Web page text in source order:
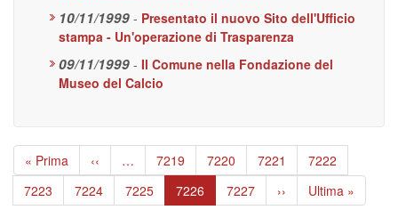
10/11/1999 - Presentato il nuovo Sito dell'Ufficio
stampa - Un'operazione di Trasparenza
09/11/1999 - Il Comune nella Fondazione del
Museo del Calcio
Paginazione
Prima
pagina
« Prima
Pagina
precedente
‹‹ … Page
7219 Page
7220 Page
7221 Page
7222
Page
7223 Page
7224 Page
7225
Pagina
attuale
7226 Page
7227
Pagina
successiva
››
Ultima
pagina
Ultima »